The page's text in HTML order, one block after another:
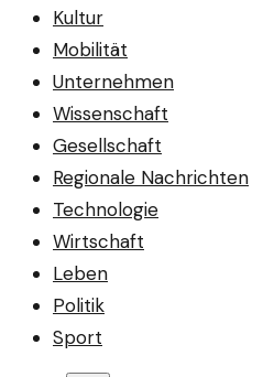
Kultur
Mobilität
Unternehmen
Wissenschaft
Gesellschaft
Regionale Nachrichten
Technologie
Wirtschaft
Leben
Politik
Sport